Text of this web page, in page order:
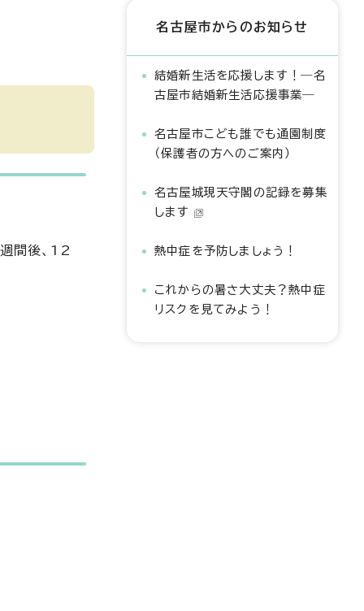
間後、12
名古屋市からのお知らせ
結婚新生活を応援します！―名
古屋市結婚新生活応援事業―
名古屋市こども誰でも通園制度
（保護者の方へのご案内）
名古屋城現天守閣の記録を募集
します
熱中症を予防しましょう！
これからの暑さ大丈夫？熱中症
リスクを見てみよう！